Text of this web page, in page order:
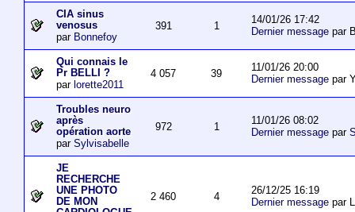
CIA sinus
venosus
par Bonnefoy
391 1
14/01/26 17:42
Dernier messagepar
Qui connais le
Pr BELLI ?
par lorette2011
4 057 39
11/01/26 20:00
Dernier messagepar
Troubles neuro
après
opération aorte
par Sylvisabelle
972 1
11/01/26 08:02
Dernier messagepar
JE
RECHERCHE
UNE PHOTO
DE MON
2 460 4
26/12/25 16:19
Dernier messagepar